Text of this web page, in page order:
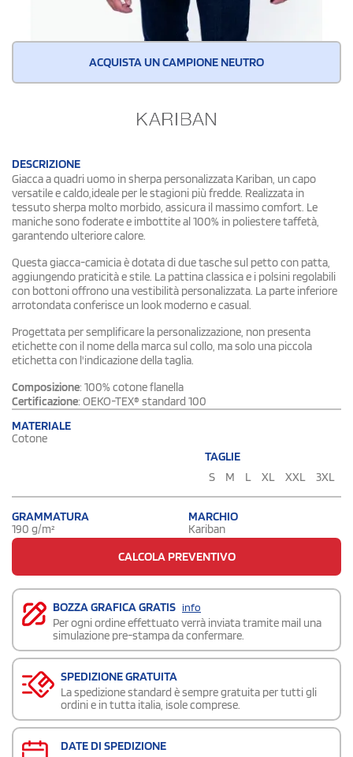
ACQUISTA UN CAMPIONE NEUTRO
DESCRIZIONE
Giacca a quadri uomo in sherpa personalizzata Kariban, un capo
versatile e caldo,ideale per le stagioni più fredde. Realizzata in
tessuto sherpa molto morbido, assicura il massimo comfort. Le
maniche sono foderate e imbottite al 100% in poliestere taffetà,
garantendo ulteriore calore.
Questa giacca-camicia è dotata di due tasche sul petto con patta,
aggiungendo praticità e stile. La pattina classica e i polsini regolabili
con bottoni offrono una vestibilità personalizzata. La parte inferiore
arrotondata conferisce un look moderno e casual.
Progettata per semplificare la personalizzazione, non presenta
etichette con il nome della marca sul collo, ma solo una piccola
etichetta con l'indicazione della taglia.
Composizione: 100% cotone flanella
Certificazione: OEKO-TEX® standard 100
MATERIALE
Cotone
TAGLIE
S
M L XL XXL 3XL
GRAMMATURA
190 g/m²
MARCHIO
Kariban
CALCOLA PREVENTIVO
BOZZA GRAFICA GRATIS info
Per ogni ordine effettuato verrà inviata tramite mail una
simulazione pre-stampa da confermare.
SPEDIZIONE GRATUITA
La spedizione standard è sempre gratuita per tutti gli
ordini e in tutta italia, isole comprese.
DATE DI SPEDIZIONE